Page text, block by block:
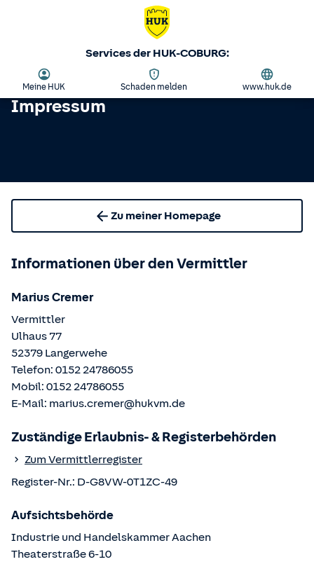
Services der HUK-COBURG:
Meine HUK Schaden melden www.huk.de
Impressum
Zu meiner Homepage
Informationen über den Vermittler
Marius Cremer
Vermittler
Ulhaus 77
52379 Langerwehe
Telefon: 0152 24786055
Mobil: 0152 24786055
E-Mail: marius.cremer@hukvm.de
Zuständige Erlaubnis- & Registerbehörden
Zum Vermittlerregister
Register-Nr.: D-G8VW-0T1ZC-49
Aufsichtsbehörde
Industrie und Handelskammer Aachen
Theaterstraße6-10